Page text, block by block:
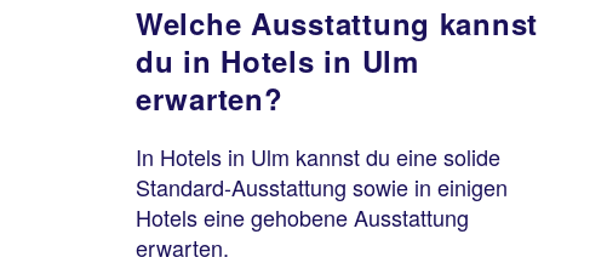
Welche Ausstattung kannst
du in Hotels in Ulm
erwarten?
In Hotels in Ulm kannst du eine solide
Standard-Ausstattung sowie in einigen
Hotels eine gehobene Ausstattung
erwarten.